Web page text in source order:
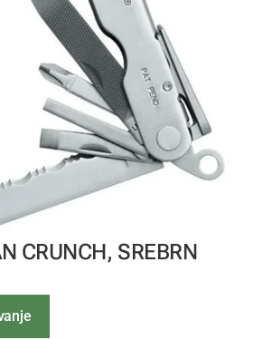
CRUNCH, SREBRN